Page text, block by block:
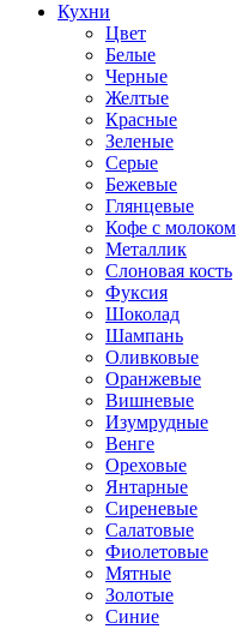
Кухни
Цвет
Белые
Черные
Желтые
Красные
Зеленые
Серые
Бежевые
Глянцевые
Кофе с молоком
Металлик
Слоновая кость
Фуксия
Шоколад
Шампань
Оливковые
Оранжевые
Вишневые
Изумрудные
Венге
Ореховые
Янтарные
Сиреневые
Салатовые
Фиолетовые
Мятные
Золотые
Синие